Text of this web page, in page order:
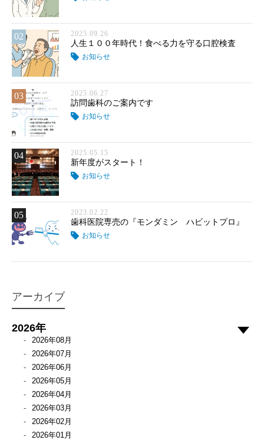
02 2025.09.26
人生１００年時代！食べる力を守る口腔検査
お知らせ
03 2025.06.27
訪問歯科のご案内です
お知らせ
04 2025.05.15
新年度がスタート！
お知らせ
05 2023.02.22
歯科医院専売の『モンダミン ハビットプロ』
お知らせ
アーカイブ
2026年
2026年08月
2026年07月
2026年06月
2026年05月
2026年04月
2026年03月
2026年02月
2026年01月